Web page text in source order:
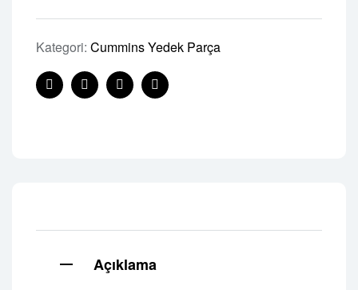
Kategori: Cummins Yedek Parça
FacebookTwitterLinkedinPinterest
Açıklama